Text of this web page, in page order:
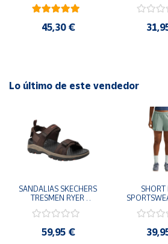
45,30 €
Lo último de este vendedor
SANDALIAS SKECHERS
TRESMEN RYER
205112-CHOC
COMODAS
59,95 €
SHORT
006